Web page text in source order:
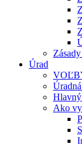
Úrad
Ako